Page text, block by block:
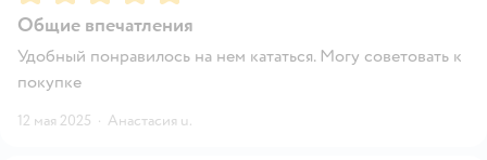
Общие впечатления
Удобный понравилось на нем кататься. Могу советовать к
покупке
12 мая 2025 · Анастасия u.